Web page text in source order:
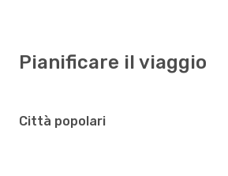
Pianificare il viaggio
Città popolari